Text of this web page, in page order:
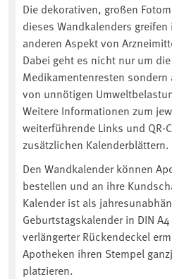
Die dekorativen, großen
dieses Wandkalenders
anderen Aspekt von
Dabei geht es nicht nur um
Medikamentenresten
von unnötigen
Weitere Informationen zum
weiterführende Links und QR-
zusätzlichen Kalenderblättern.
Den Wandkalender können
bestellen und an ihre
Kalender ist als
Geburtstagskalender in DIN
verlängerter Rückendeckel
Apotheken ihren Stempel
platzieren.